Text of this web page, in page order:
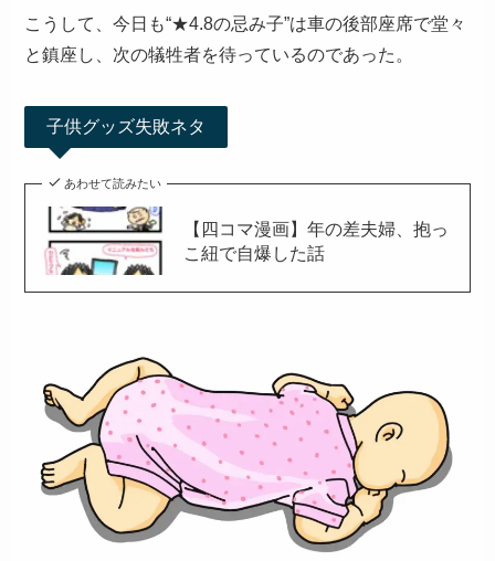
こうして、今日も“★4.8の忌み子”は車の後部座席で堂々
と鎮座し、次の犠牲者を待っているのであった。
子供グッズ失敗ネタ
あわせて読みたい
【四コマ漫画】年の差夫婦、抱っ
こ紐で自爆した話